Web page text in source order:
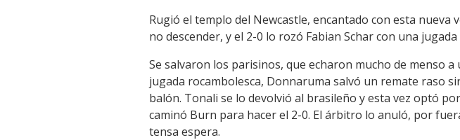
Rugió el templo del Newcastle, encantado con esta
no descender, y el 2-0 lo rozó Fabian Schar con una
Se salvaron los parisinos, que echaron mucho de menso
jugada rocambolesca, Donnaruma salvó un remate raso
balón. Tonali se lo devolvió al brasileño y esta vez optó
caminó Burn para hacer el 2-0. El árbitro lo anuló, por
tensa espera.